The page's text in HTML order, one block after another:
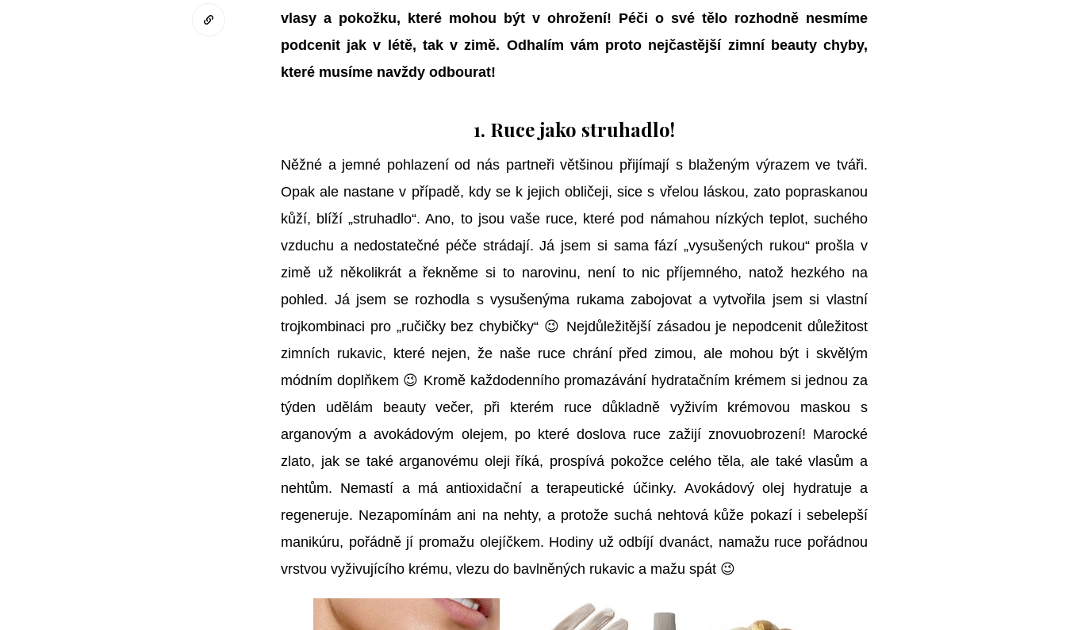
vlasy a pokožku, které mohou být v ohrožení! Péči o své tělo rozhodně nesmíme
podcenit jak v létě, tak v zimě. Odhalím vám proto nejčastější zimní beauty chyby,
které musíme navždy odbourat!
1. Ruce jako struhadlo!
Něžné a jemné pohlazení od nás partneři většinou přijímají s blaženým výrazem ve tváři.
Opak ale nastane v případě, kdy se k jejich obličeji, sice s vřelou láskou, zato popraskanou
kůží, blíží „struhadlo“. Ano, to jsou vaše ruce, které pod námahou nízkých teplot, suchého
vzduchu a nedostatečné péče strádají. Já jsem si sama fází „vysušených rukou“ prošla v
zimě už několikrát a řekněme si to narovinu, není to nic příjemného, natož hezkého na
pohled. Já jsem se rozhodla s vysušenýma rukama zabojovat a vytvořila jsem si vlastní
trojkombinaci pro „ručičky bez chybičky“ 😉 Nejdůležitější zásadou je nepodcenit důležitost
zimních rukavic, které nejen, že naše ruce chrání před zimou, ale mohou být i skvělým
módním doplňkem 😉 Kromě každodenního promazávání hydratačním krémem si jednou za
týden udělám beauty večer, při kterém ruce důkladně vyživím krémovou maskou s
arganovým a avokádovým olejem, po které doslova ruce zažijí znovuobrození! Marocké
zlato, jak se také arganovému oleji říká, prospívá pokožce celého těla, ale také vlasům a
nehtům. Nemastí a má antioxidační a terapeutické účinky. Avokádový olej hydratuje a
regeneruje. Nezapomínám ani na nehty, a protože suchá nehtová kůže pokazí i sebelepší
manikúru, pořádně jí promažu olejíčkem. Hodiny už odbíjí dvanáct, namažu ruce pořádnou
vrstvou vyživujícího krému, vlezu do bavlněných rukavic a mažu spát 😉